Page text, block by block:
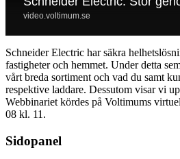
Schneider Electric har säkra
fastigheter och hemmet. Under detta
vårt breda sortiment och vad du samt
respektive laddare. Dessutom visar vi
Webbinariet kördes på Voltimums
08 kl. 11.
Sidopanel